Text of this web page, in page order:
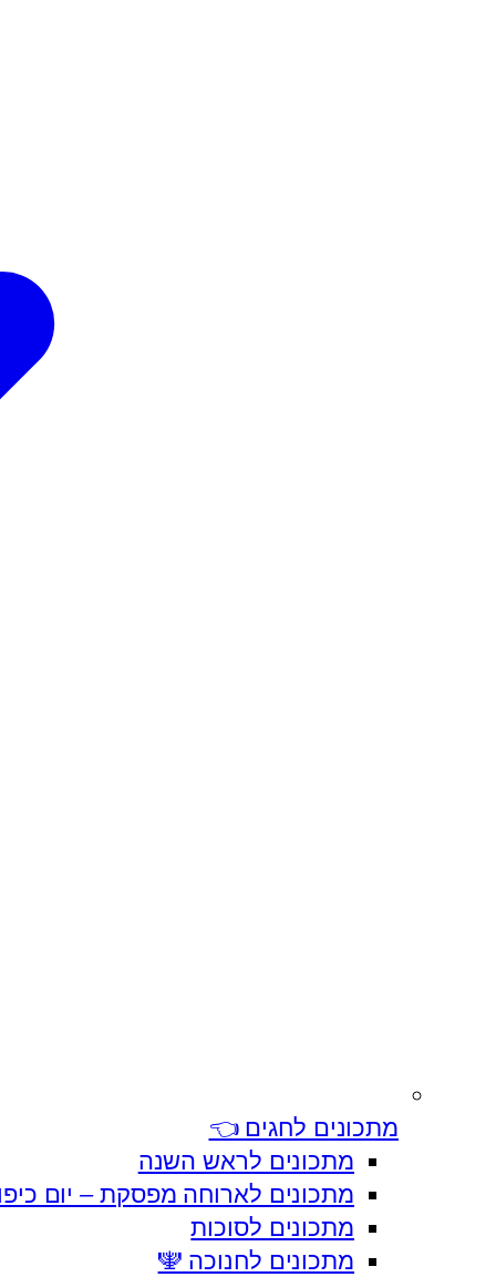
מתכונים לחגים 👈
מתכונים לראש השנה
מתכונים לארוחה מפסקת – יום
מתכונים לסוכות
מתכונים לחנוכה 🕎